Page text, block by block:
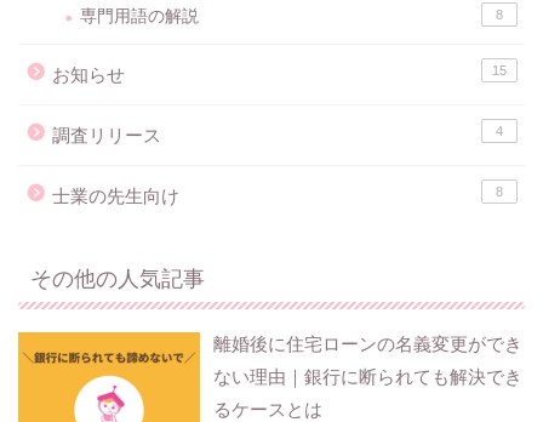
専門用語の解説 8
お知らせ 15
調査リリース 4
士業の先生向け 8
その他の人気記事
離婚後に住宅ローンの名義変更ができ
ない理由｜銀行に断られても解決でき
るケースとは